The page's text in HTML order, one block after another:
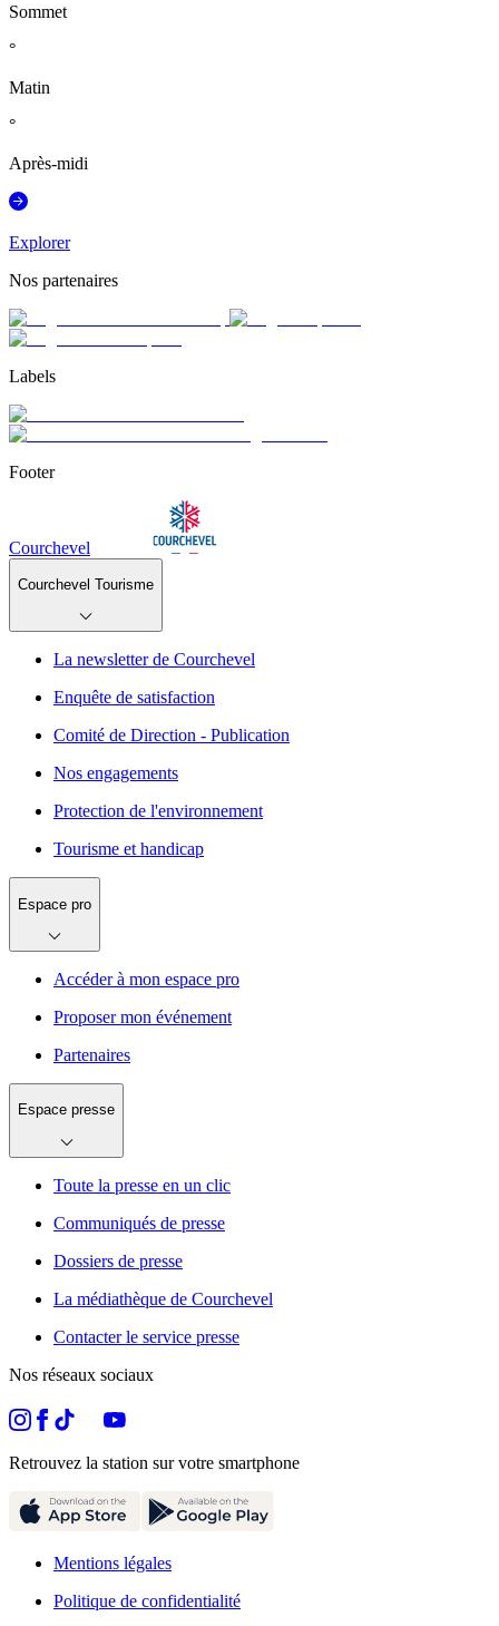
Sommet
°
Matin
°
Après-midi
Explorer
Nos partenaires
Labels
Footer
Courchevel
Courchevel Tourisme
La newsletter de Courchevel
Enquête de satisfaction
Comité de Direction - Publication
Nos engagements
Protection de l'environnement
Tourisme et handicap
Espace pro
Accéder à mon espace pro
Proposer mon événement
Partenaires
Espace presse
Toute la presse en un clic
Communiqués de presse
Dossiers de presse
La médiathèque de Courchevel
Contacter le service presse
Nos réseaux sociaux
Retrouvez la station sur votre smartphone
Mentions légales
Politique de confidentialité